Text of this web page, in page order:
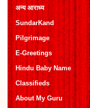
अन्य आराध्य
SundarKand
Pilgrimage
E-Greetings
Hindu Baby Name
Classifieds
About My Guru